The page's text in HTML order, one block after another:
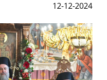
12-12-2024